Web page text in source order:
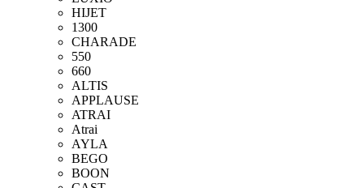
HIJET
1300
CHARADE
550
660
ALTIS
APPLAUSE
ATRAI
Atrai
AYLA
BEGO
BOON